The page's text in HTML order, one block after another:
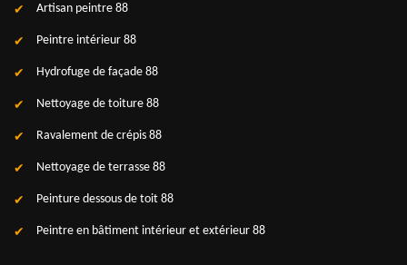
Artisan peintre 88
Peintre intérieur 88
Hydrofuge de façade 88
Nettoyage de toiture 88
Ravalement de crépis 88
Nettoyage de terrasse 88
Peinture dessous de toit 88
Peintre en bâtiment intérieur et extérieur 88